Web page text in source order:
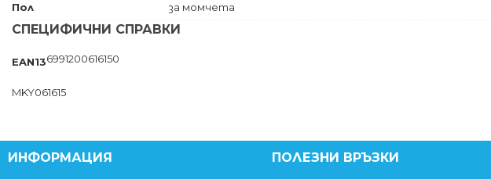
Пол
за момчета
СПЕЦИФИЧНИ СПРАВКИ
EAN136991200616150
MKY061615
ИНФОРМАЦИЯ ПОЛЕЗНИ ВРЪЗКИ